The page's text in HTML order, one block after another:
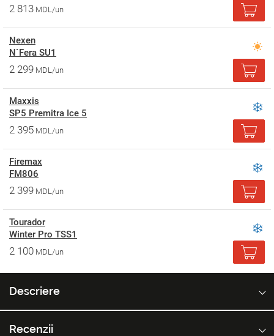
2 813 MDL/un
Nexen
N`Fera SU1
2 299 MDL/un
Maxxis
SP5 Premitra Ice 5
2 395 MDL/un
Firemax
FM806
2 399 MDL/un
Tourador
Winter Pro TSS1
2 100 MDL/un
Descriere
Recenzii